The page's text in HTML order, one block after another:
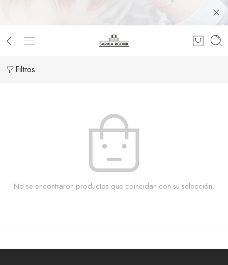
Filtros
No se encontraron productos que coincidan con su selección.